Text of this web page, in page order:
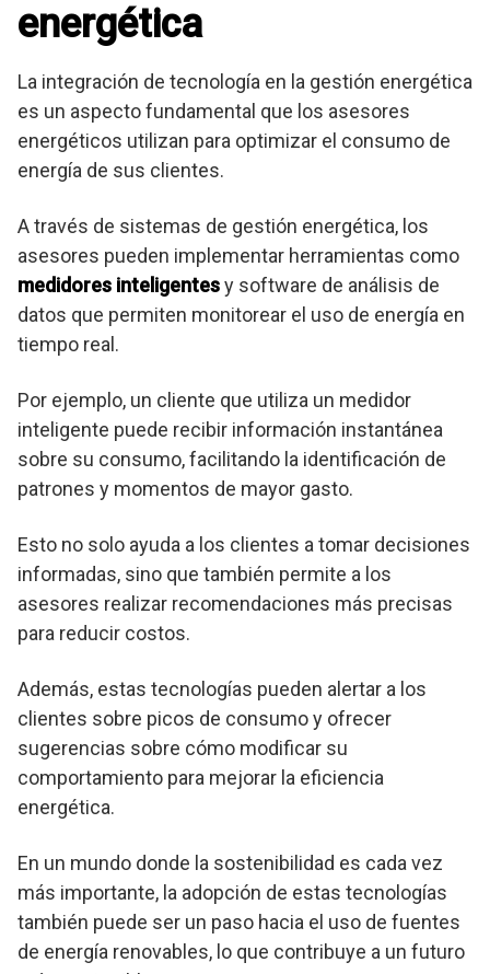
energética
La integración de tecnología en la gestión energética
es un aspecto fundamental que los asesores
energéticos utilizan para optimizar el consumo de
energía de sus clientes.
A través de sistemas de gestión energética, los
asesores pueden implementar herramientas como
medidores inteligentesy software de análisis de
datos que permiten monitorear el uso de energía en
tiempo real.
Por ejemplo, un cliente que utiliza un medidor
inteligente puede recibir información instantánea
sobre su consumo, facilitando la identificación de
patrones y momentos de mayor gasto.
Esto no solo ayuda a los clientes a tomar decisiones
informadas, sino que también permite a los
asesores realizar recomendaciones más precisas
para reducir costos.
Además, estas tecnologías pueden alertar a los
clientes sobre picos de consumo y ofrecer
sugerencias sobre cómo modificar su
comportamiento para mejorar la eficiencia
energética.
En un mundo donde la sostenibilidad es cada vez
más importante, la adopción de estas tecnologías
también puede ser un paso hacia el uso de fuentes
de energía renovables, lo que contribuye a un futuro